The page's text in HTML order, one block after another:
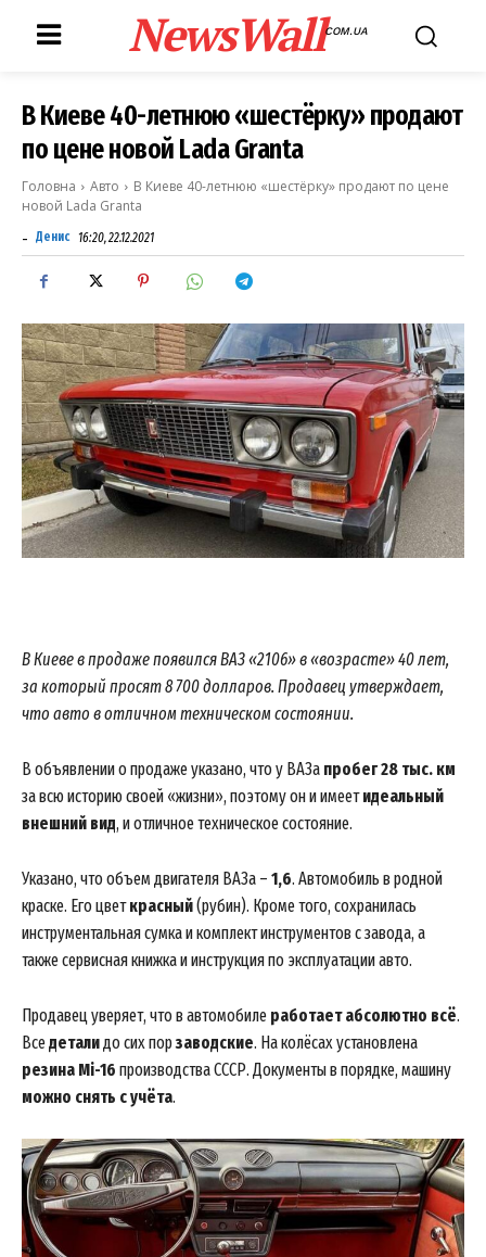
NewsWallCOM.UA
В Киеве 40-летнюю «шестёрку» продают
по цене новой Lada Granta
Головна Авто
В Киеве 40-летнюю «шестёрку» продают по цене
новой Lada Granta
- Денис 16:20, 22.12.2021
В Киеве в продаже появился ВАЗ «2106» в «возрасте» 40 лет,
за который просят 8 700 долларов. Продавец утверждает,
что авто в отличном техническом состоянии.
В объявлении о продаже указано, что у ВАЗа пробег 28 тыс. км
за всю историю своей «жизни», поэтому он и имеетидеальный
внешний вид, и отличное техническое состояние.
Указано, что объем двигателя ВАЗа – 1,6. Автомобиль в родной
краске. Его цветкрасный(рубин). Кроме того, сохранилась
инструментальная сумка и комплект инструментов с завода, а
также сервисная книжка и инструкция по эксплуатации авто.
Продавец уверяет, что в автомобиле работает абсолютно всё.
Вседеталидо сих порзаводские. На колёсах установлена
резина Mi-16 производства СССР. Документы в порядке, машину
можно снять с учёта.